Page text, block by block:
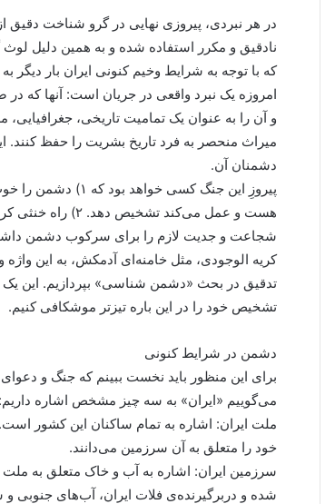
در هر نبردی، پیروزی نهایی در گرو شناخت
نادقیق و مکرر استفاده شده و به همین دلیل
که با توجه به شرایط وخیم کنونی ایران بار
امروزه یک نبرد واقعی در جریان است: آنها که در
و آن را به عنوان یک تمامیت تاریخی،
میراث منحصر به فرد تاریخ بشریت را حفظ کنند.
دشمنان آن.
پیروزِ این جنگ کسی
شجاعت و جدیت لازم را برای سرکوب دشمن
تدقیق در بحث «دشمن شناسی» بپردازیم. این
تشخیص خود را در این باره تیزتر موشکافی کنیم.
دشمن در شرایط کنونی
برای این منظور باید نخست ببینم که جنگ و
می‌گوییم «ایران» به سه چیز مشخص اشاره داریم: ۱) ملت ایران ۲) سرزمین ایران ۳) تمدن ایران
ملت ایران: اشاره به تمام ساکنان این کشور
خود را متعلق به آن سرزمین می‌دانند.
سرزمین ایران: اشاره به آب و خاک متعلق به
شده و دربرگیرنده‌ی فلات ایران، آب‌های جنوبی